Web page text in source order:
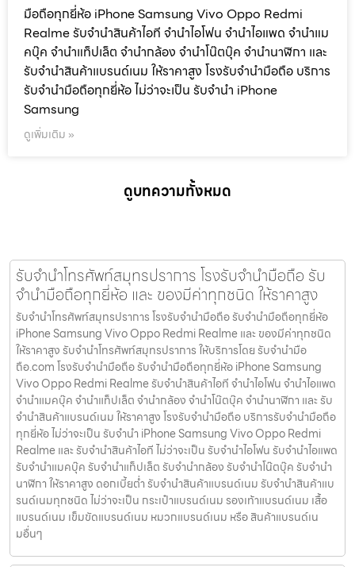
มือถือทุกยี่ห้อ iPhone Samsung Vivo Oppo Redmi
Realme รับจำนำสินค้าไอที จำนำไอโฟน จำนำไอแพด จำนำแม
คบุ๊ค จำนำแท็ปเล็ต จำนำกล้อง จำนำโน๊ตบุ๊ค จำนำนาฬิกา และ
รับจำนำสินค้าแบรนด์เนม ให้ราคาสูง โรงรับจำนำมือถือ บริการ
รับจำนำมือถือทุกยี่ห้อ ไม่ว่าจะเป็น รับจำนำ iPhone
Samsung
ดูเพิ่มเติม »
ดูบทความทั้งหมด
รับจำนำโทรศัพท์สมุทรปราการ โรงรับจำนำมือถือ รับ
จำนำมือถือทุกยี่ห้อ และ ของมีค่าทุกชนิด ให้ราคาสูง
รับจำนำโทรศัพท์สมุทรปราการ โรงรับจำนำมือถือ รับจำนำมือถือทุกยี่ห้อ
iPhone Samsung Vivo Oppo Redmi Realme และ ของมีค่าทุกชนิด
ให้ราคาสูง รับจำนำโทรศัพท์สมุทรปราการ ให้บริการโดย รับจํานํามือ
ถือ.com โรงรับจำนำมือถือ รับจำนำมือถือทุกยี่ห้อ iPhone Samsung
Vivo Oppo Redmi Realme รับจำนำสินค้าไอที จำนำไอโฟน จำนำไอแพด
จำนำแมคบุ๊ค จำนำแท็ปเล็ต จำนำกล้อง จำนำโน๊ตบุ๊ค จำนำนาฬิกา และ รับ
จำนำสินค้าแบรนด์เนม ให้ราคาสูง โรงรับจำนำมือถือ บริการรับจำนำมือถือ
ทุกยี่ห้อ ไม่ว่าจะเป็น รับจำนำ iPhone Samsung Vivo Oppo Redmi
Realme และ รับจำนำสินค้าไอที ไม่ว่าจะเป็น รับจำนำไอโฟน รับจำนำไอแพด
รับจำนำแมคบุ๊ค รับจำนำแท็ปเล็ต รับจำนำกล้อง รับจำนำโน๊ตบุ๊ค รับจำนำ
นาฬิกา ให้ราคาสูง ดอกเบี้ยต่ำ รับจำนำสินค้าแบรนด์เนม รับจำนำสินค้าแบ
รนด์เนมทุกชนิด ไม่ว่าจะเป็น กระเป๋าแบรนด์เนม รองเท้าแบรนด์เนม เสื้อ
แบรนด์เนม เข็มขัดแบรนด์เนม หมวกแบรนด์เนม หรือ สินค้าแบรนด์เน
มอื่นๆ